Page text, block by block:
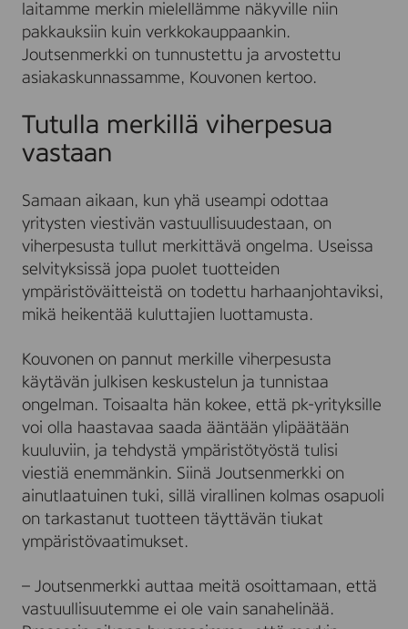
laitamme merkin mielellämme näkyville niin
pakkauksiin kuin verkkokauppaankin.
Joutsenmerkki on tunnustettu ja arvostettu
asiakaskunnassamme, Kouvonen kertoo.
Tutulla merkillä viherpesua
vastaan
Samaan aikaan, kun yhä useampi odottaa
yritysten viestivän vastuullisuudestaan, on
viherpesusta tullut merkittävä ongelma. Useissa
selvityksissä jopa puolet tuotteiden
ympäristöväitteistä on todettu harhaanjohtaviksi,
mikä heikentää kuluttajien luottamusta.
Kouvonen on pannut merkille viherpesusta
käytävän julkisen keskustelun ja tunnistaa
ongelman. Toisaalta hän kokee, että pk-yrityksille
voi olla haastavaa saada ääntään ylipäätään
kuuluviin, ja tehdystä ympäristötyöstä tulisi
viestiä enemmänkin. Siinä Joutsenmerkki on
ainutlaatuinen tuki, sillä virallinen kolmas osapuoli
on tarkastanut tuotteen täyttävän tiukat
ympäristövaatimukset.
– Joutsenmerkki auttaa meitä osoittamaan, että
vastuullisuutemme ei ole vain sanahelinää.